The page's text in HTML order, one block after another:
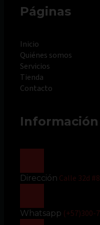
Páginas
Inicio
Quiénes somos
Servicios
Tienda
Contacto
Información
Dirección Calle 32d
Whatsapp (+57)300-